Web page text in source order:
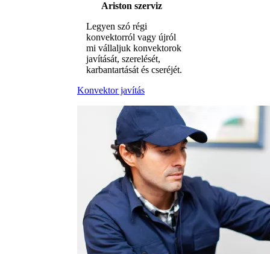
Ariston szerviz
Legyen szó régi
konvektorról vagy újról
mi vállaljuk konvektorok
javítását, szerelését,
karbantartását és cseréjét.
Konvektor javítás